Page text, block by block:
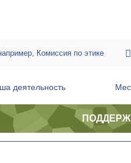
деятельность